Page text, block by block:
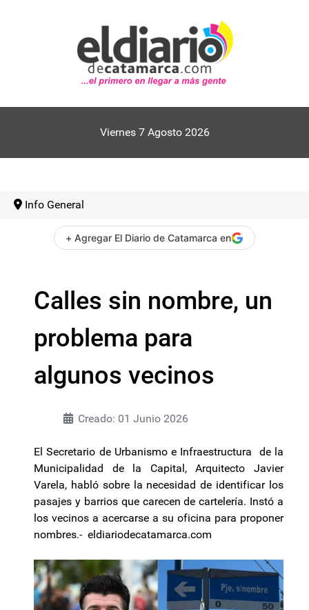
Viernes 7 Agosto 2026
Info General
+ Agregar El Diario de Catamarca en
Calles sin nombre, un
problema para
algunos vecinos
Creado: 01 Junio 2026
El Secretario de Urbanismo e Infraestructura de la
Municipalidad de la Capital, Arquitecto Javier
Varela, habló sobre la necesidad de identificar los
pasajes y barrios que carecen de cartelería. Instó a
los vecinos a acercarse a su oficina para proponer
nombres.- eldiariodecatamarca.com